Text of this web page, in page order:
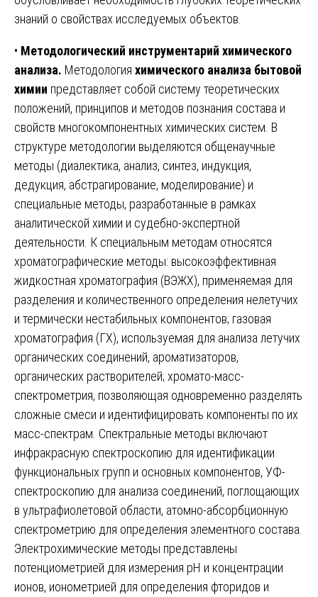
знаний о свойствах исследуемых объектов.
• Методологический инструментарий химического
анализа. Методология химического анализа бытовой
химии представляет собой систему теоретических
положений, принципов и методов познания состава и
свойств многокомпонентных химических систем. В
структуре методологии выделяются общенаучные
методы (диалектика, анализ, синтез, индукция,
дедукция, абстрагирование, моделирование) и
специальные методы, разработанные в рамках
аналитической химии и судебно-экспертной
деятельности. К специальным методам относятся
хроматографические методы: высокоэффективная
жидкостная хроматография (ВЭЖХ), применяемая для
разделения и количественного определения нелетучих
и термически нестабильных компонентов; газовая
хроматография (ГХ), используемая для анализа летучих
органических соединений, ароматизаторов,
органических растворителей; хромато-масс-
спектрометрия, позволяющая одновременно разделять
сложные смеси и идентифицировать компоненты по их
масс-спектрам. Спектральные методы включают
инфракрасную спектроскопию для идентификации
функциональных групп и основных компонентов, УФ-
спектроскопию для анализа соединений, поглощающих
в ультрафиолетовой области, атомно-абсорбционную
спектрометрию для определения элементного состава.
Электрохимические методы представлены
потенциометрией для измерения pH и концентрации
ионов, ионометрией для определения фторидов и